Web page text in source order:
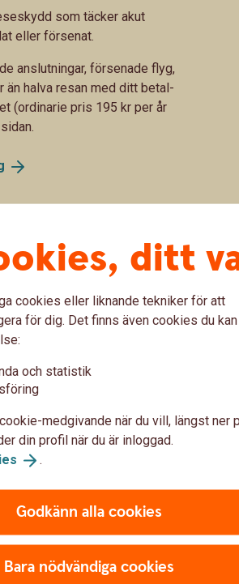
som täcker akut
eller försenat.
anslutningar, försenade flyg,
halva resan med ditt betal-
(ordinarie pris 195 kr per år
ovan. Swedbank AB och
är kreditförmedlare avseende
och Entercard är
tips
lokala valuta då det i regel
kronor med Mastercards
Kontrollera
ska ut och resa
ersätta det direkt i
ditt
cookies eller liknande tekniker för att
för dig. Det finns även cookies du
och statistik
medgivande när du vill, längst ner
din profil när du är inloggad.
.
Godkänn alla cookies
Bara nödvändiga cookies